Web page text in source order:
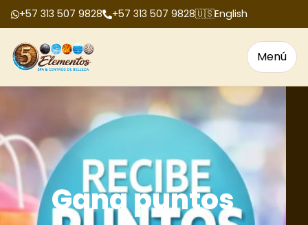
+57 313 507 9828 +57 313 507 9828🇺🇸English
Menú
Bonos de regalo